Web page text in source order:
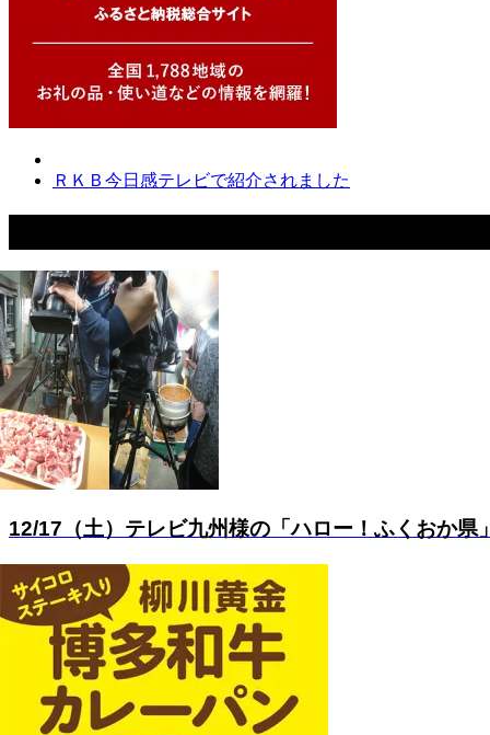
ＲＫＢ今日感テレビで紹介されました
12/17（土）テレビ九州様の「ハロー！ふくおか県